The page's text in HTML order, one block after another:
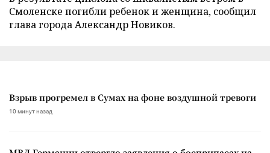
Смоленске погибли ребенок и женщина, сообщил
глава города Александр Новиков.
Взрыв прогремел в Сумах на фоне воздушной тревоги
10 минут назад